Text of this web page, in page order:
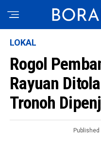
LOKAL
Rogol
Rayuan
Tronoh
Published